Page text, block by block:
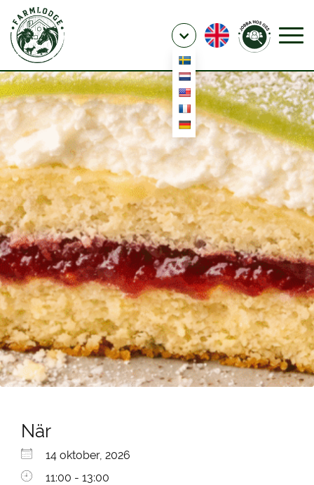
När
14 oktober, 2026
11:00 - 13:00
Ladda ner ICS